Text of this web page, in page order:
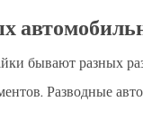
бывают разных
Разводные